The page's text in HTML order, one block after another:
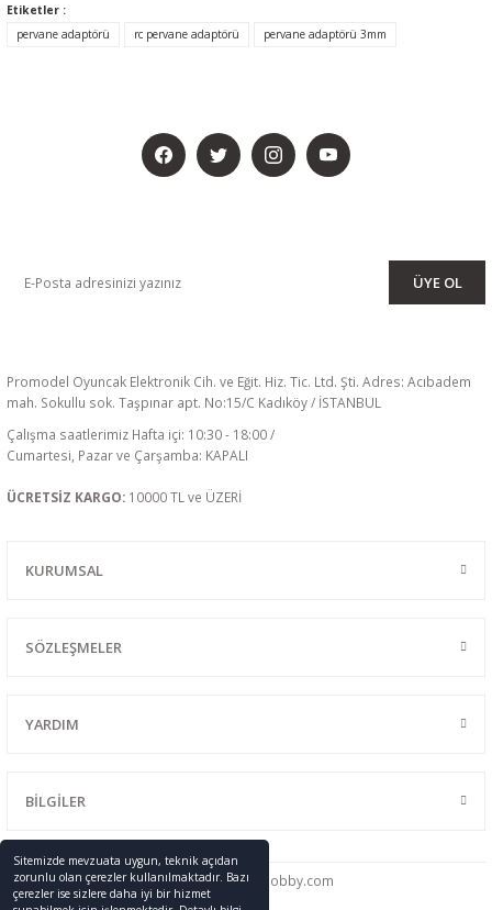
Sitemizde mevzuata uygun, teknik açıdan
zorunlu olan çerezler kullanılmaktadır. Bazı
çerezler ise sizlere daha iyi bir hizmet
Etiketler :
pervane adaptörü
rc pervane adaptörü pervane adaptörü 3mm
ÜYE OL
Promodel Oyuncak Elektronik Cih. ve Eğit. Hiz. Tic. Ltd. Şti. Adres: Acıbadem
mah. Sokullu sok. Taşpınar apt. No:15/C Kadıköy / İSTANBUL
Çalışma saatlerimiz Hafta içi: 10:30 - 18:00 /
Cumartesi, Pazar ve Çarşamba: KAPALI
ÜCRETSİZ KARGO: 10000 TL ve ÜZERİ
KURUMSAL
SÖZLEŞMELER
YARDIM
BİLGİLER
0216 428 46 91 info@promodelhobby.com